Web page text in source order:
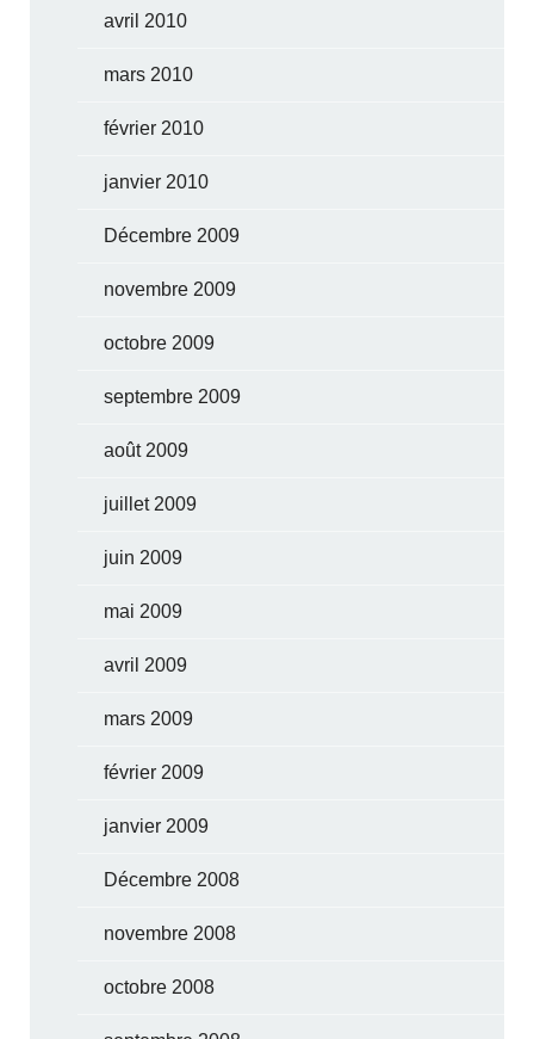
avril 2010
mars 2010
février 2010
janvier 2010
Décembre 2009
novembre 2009
octobre 2009
septembre 2009
août 2009
juillet 2009
juin 2009
mai 2009
avril 2009
mars 2009
février 2009
janvier 2009
Décembre 2008
novembre 2008
octobre 2008